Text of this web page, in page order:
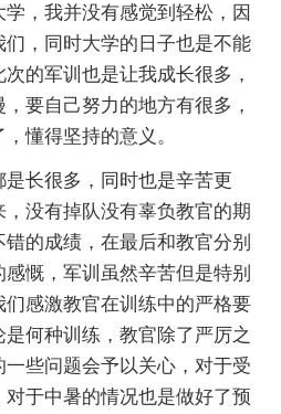
，我并没有感觉到轻松，因
，同时大学的日子也是不能
的军训也是让我成长很多，
要自己努力的地方有很多，
懂得坚持的意义。
长很多，同时也是辛苦更
没有掉队没有辜负教官的期
的成绩，在最后和教官分别
慨，军训虽然辛苦但是特别
感激教官在训练中的严格要
何种训练，教官除了严厉之
些问题会予以关心，对于受
于中暑的情况也是做好了预